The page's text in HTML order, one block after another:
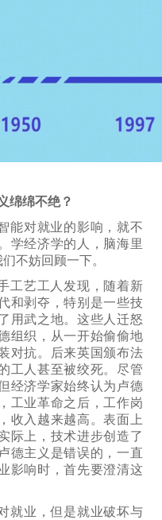
绵绵不绝？
能对就业的影响，就不
学经济学的人，脑海里
不妨回顾一下。
工艺工人发现，随着新
和剥夺，特别是一些技
用武之地。这些人迁怒
组织，从一开始偷偷地
对抗。后来英国颁布法
工人甚至被绞死。尽管
经济学家始终认为卢德
工业革命之后，工作岗
收入越来越高。表面上
际上，技术进步创造了
卢德主义 是错误的 ，一直
影响时，首先要澄清这
就业，但是就业破坏与